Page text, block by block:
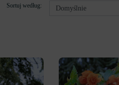
Sortuj według: